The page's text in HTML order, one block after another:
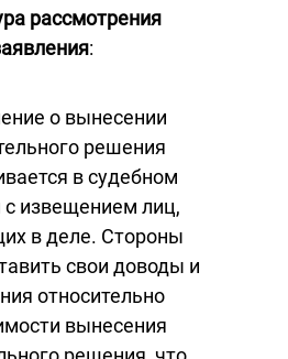
рассмотрения
:
о вынесении
решения
в судебном
с извещением лиц,
в деле. Стороны
свои доводы и
относительно
вынесения